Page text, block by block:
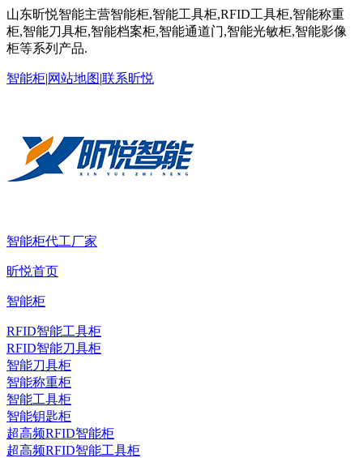
山东昕悦智能主营智能柜,智能工具柜,RFID工具柜,智能称重
柜,智能刀具柜,智能档案柜,智能通道门,智能光敏柜,智能影像
柜等系列产品.
智能柜|网站地图|联系昕悦
智能柜代工厂家
昕悦首页
智能柜
RFID智能工具柜
RFID智能刀具柜
智能刀具柜
智能称重柜
智能工具柜
智能钥匙柜
超高频RFID智能柜
超高频RFID智能工具柜